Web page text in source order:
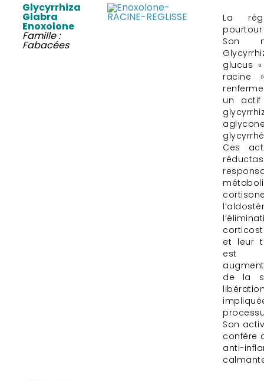
Glycyrrhiza
Glabra
Enoxolone
Famille :
Fabacées
La
Son
glucus
racine
un actif
Ces
et leur
est
de la
Son
confère
anti-